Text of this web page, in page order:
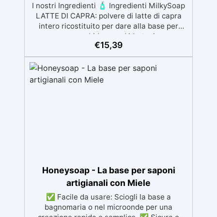
I nostri Ingredienti 🧴 Ingredienti MilkySoap
LATTE DI CAPRA: polvere di latte di capra
intero ricostituito per dare alla base per
sapone morbidezza ed idratazione.
GLICERINA: ottenuta da fonti sostenibili
come l’Olio di Colza, è un umettante, ovvero
trattiene l'umidità. Nel sapone, è ottimo
perché aiuta a trattenere l'umidità vicino alla
pelle, rendendo il sapone idratante.
usato sia in cucina che nella cosmetica. Le
sue proprietà umettanti e stabilizzanti sono
molto apprezzate nella produzione della
base del sapone, prevenendo la creazione di
muffe. SODIO LAURETH SULFATO (SLES): è
€15,39
Honeysoap - La base per saponi
artigianali con Miele
✅ Facile da usare: Sciogli la base a
bagnomaria o nel microonde per una